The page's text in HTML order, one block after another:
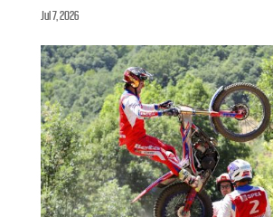
Jul 7, 2026